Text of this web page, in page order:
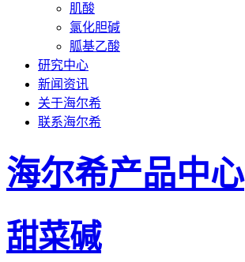
肌酸
氯化胆碱
胍基乙酸
研究中心
新闻资讯
关于海尔希
联系海尔希
海尔希产品中心
甜菜碱